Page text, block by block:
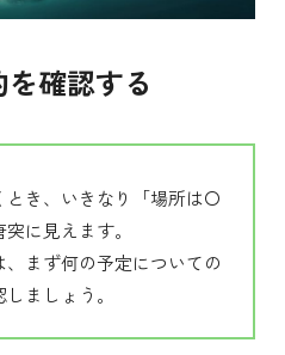
確認する
き、いきなり「場所は〇
に見えます。
まず何の予定についての
ましょう。